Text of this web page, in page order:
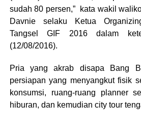
sudah 80 persen,” kata wakil
Davnie selaku Ketua
Tangsel GIF 2016 dalam
(12/08/2016).
Pria yang akrab disapa Bang
persiapan yang menyangkut fisik
konsumsi, ruang-ruang planner
hiburan, dan kemudian city tour